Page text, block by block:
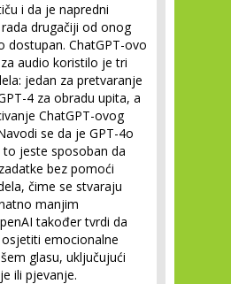
i da je napredni
drugačiji od onog
dostupan. ChatGPT-ovo
audio koristilo je tri
jedan za pretvaranje
4 za obradu upita, a
ChatGPT-ovog
se da je GPT-4o
jeste sposoban da
bez pomoći
čime se stvaraju
manjim
također tvrdi da
emocionalne
glasu, uključujući
ili pjevanje.